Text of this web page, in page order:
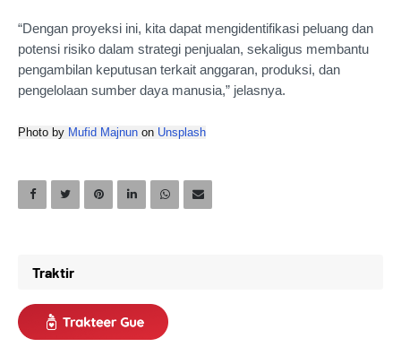
“Dengan proyeksi ini, kita dapat mengidentifikasi peluang dan
potensi risiko dalam strategi penjualan, sekaligus membantu
pengambilan keputusan terkait anggaran, produksi, dan
pengelolaan sumber daya manusia,” jelasnya.
Photo by Mufid Majnun on Unsplash
Traktir